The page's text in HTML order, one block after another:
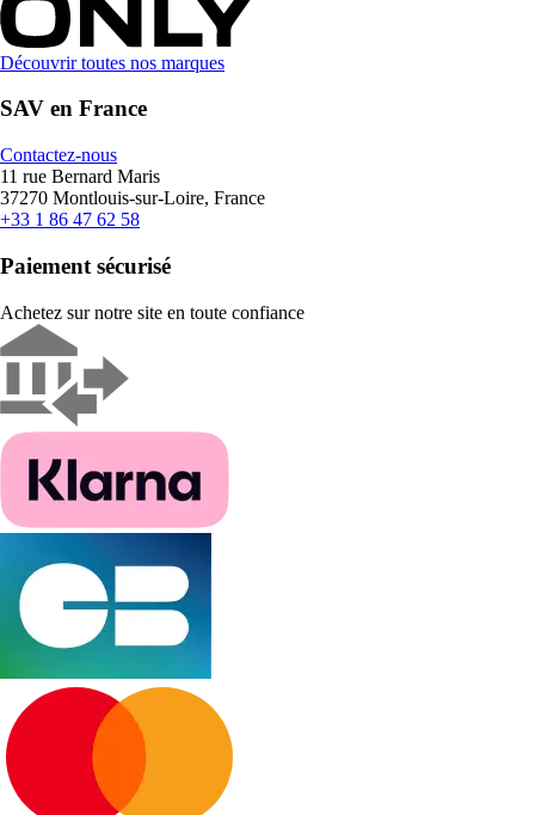
Découvrir toutes nos marques
SAV en France
Contactez-nous
11 rue Bernard Maris
37270 Montlouis-sur-Loire, France
+33 1 86 47 62 58
Paiement sécurisé
Achetez sur notre site en toute confiance